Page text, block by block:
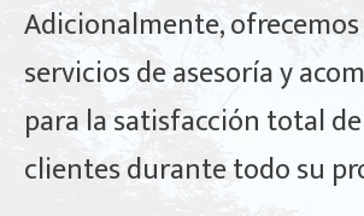
Adicionalmente,
servicios de asesoría y
para la satisfacción total
clientes durante todo su